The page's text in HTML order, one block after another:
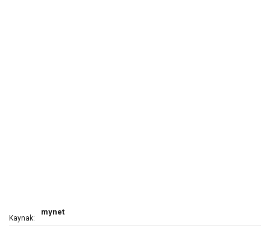
Kaynak:
mynet